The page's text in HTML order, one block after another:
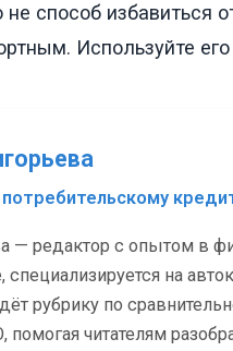
способ избавиться
Используйте
— редактор с опытом в
специализируется на
рубрику по
читателям